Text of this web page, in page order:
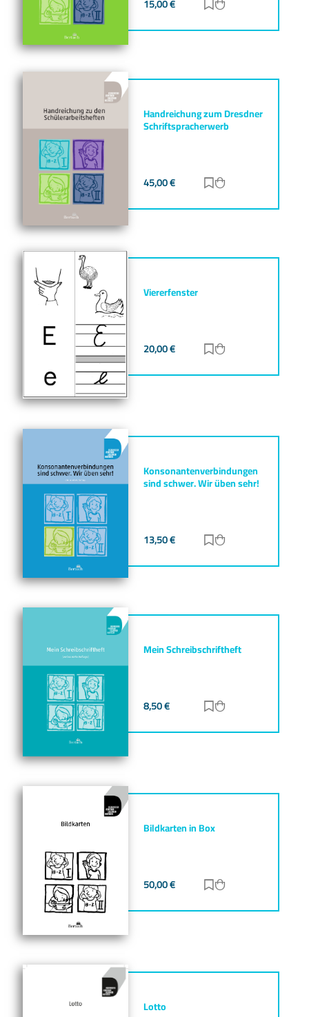
15,00€ Zur Merkliste
Handreichung zum Dresdner
Schriftspracherwerb
45,00€ Zur Merkliste
Viererfenster
20,00€ Zur Merkliste
Konsonantenverbindungen
sind schwer. Wir üben sehr!
13,50€ Zur Merkliste
Mein Schreibschriftheft
8,50€ Zur Merkliste
Bildkarten in Box
50,00€ Zur Merkliste
Lotto